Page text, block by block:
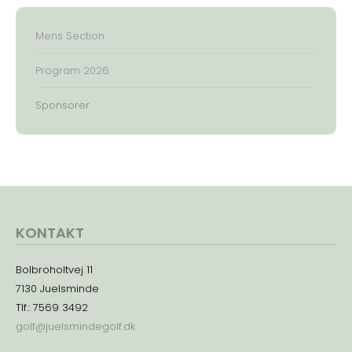
Mens Section
Program 2026
Sponsorer
KONTAKT
Bolbroholtvej 11
7130 Juelsminde
Tlf.: 7569 3492
golf@juelsmindegolf.dk